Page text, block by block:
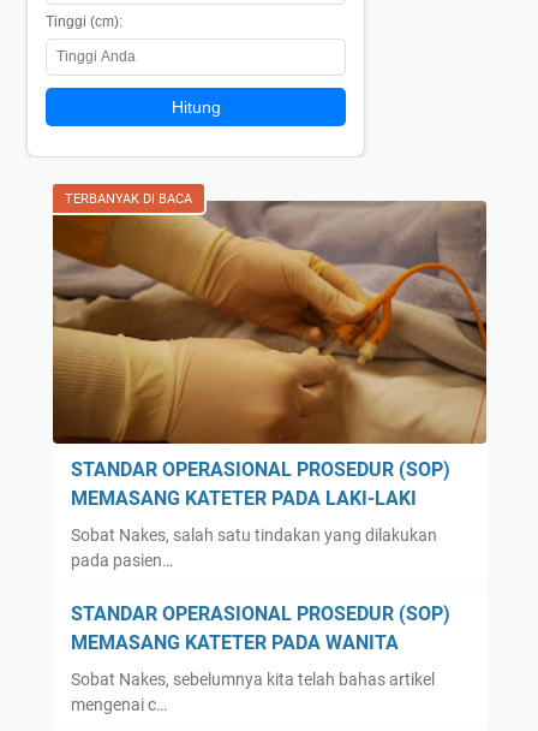
Tinggi (cm):
Hitung
TERBANYAK DI BACA
STANDAR OPERASIONAL PROSEDUR (SOP)
MEMASANG KATETER PADA LAKI-LAKI
Sobat Nakes, salah satu tindakan yang dilakukan
pada pasien…
STANDAR OPERASIONAL PROSEDUR (SOP)
MEMASANG KATETER PADA WANITA
Sobat Nakes, sebelumnya kita telah bahas artikel
mengenai c…